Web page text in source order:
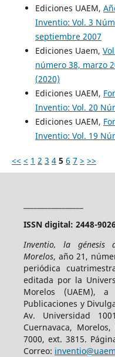
Ediciones UAEM,
Inventio: Vol. 3
septiembre 2007
Ediciones Uaem,
número 38, marzo
(2020)
Ediciones UAEM,
Inventio: Vol. 20
Ediciones UAEM,
Inventio: Vol. 19
<< < 1 2 3 4 5 6 7 > >>
ISSN digital: 2448-
Inventio, la génesis
Morelos, año 21,
periódica
editada por la
Morelos (UAEM),
Publicaciones y
Av. Universidad
Cuernavaca,
7000, ext. 3815.
Correo: